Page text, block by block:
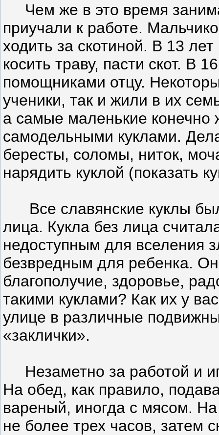
Чем же в это время
приучали к работе.
ходить за скотиной. В 13
косить траву, пасти скот. В
помощниками отцу.
ученики, так и жили в их
а самые маленькие конечно
самодельными куклами.
бересты, соломы, ниток,
нарядить куклой (показать
Все славянские куклы
лица. Кукла без лица
недоступным для вселения
безвредным для ребенка.
благополучие, здоровье,
такими куклами? Как их у
улице в различные
«заклички».
Незаметно за работой и
На обед, как правило,
вареный, иногда с мясом.
не более трех часов, затем